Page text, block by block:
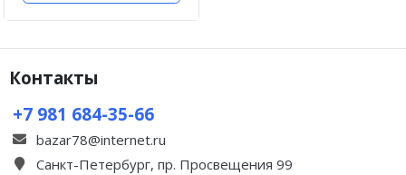
Контакты
+7 981 684-35-66
bazar78@internet.ru
Санкт-Петербург, пр. Просвещения 99